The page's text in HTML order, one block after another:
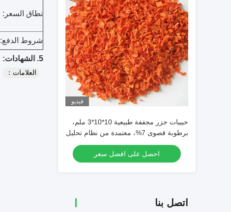
فيديو
حبيبات جزر مجففة طبيعية 10*10*3 ملم،
برطوبة قصوى 7%، معتمدة من نظام تحليل
والحلال و ISO9000 و FDA لأغذية
الحيوانات الأليفة
احصل على افضل سعر
اتصل بنا
نطاق السعر:
شروط الدفع:
5. الشهادات:
العلامات：